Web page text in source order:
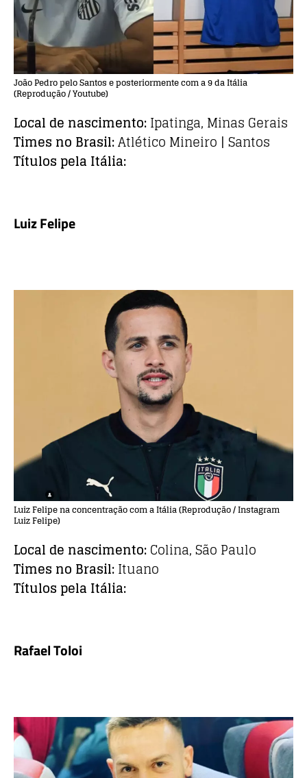
João Pedro pelo Santos e posteriormente com a 9 da Itália
(Reprodução / Youtube)
Local de nascimento:Ipatinga, Minas Gerais
Times no Brasil:Atlético Mineiro | Santos
Títulos pela Itália:
Luiz Felipe
Luiz Felipe na concentração com a Itália (Reprodução / Instagram
Luiz Felipe)
Local de nascimento:Colina, São Paulo
Times no Brasil:Ituano
Títulos pela Itália:
Rafael Toloi